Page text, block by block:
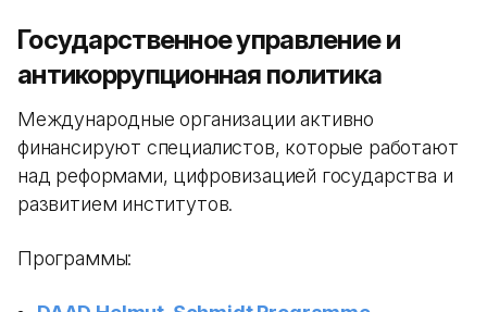
Государственное управление и
антикоррупционная политика
Международные организации активно
финансируют специалистов, которые работают
над реформами, цифровизацией государства и
развитием институтов.
Программы: